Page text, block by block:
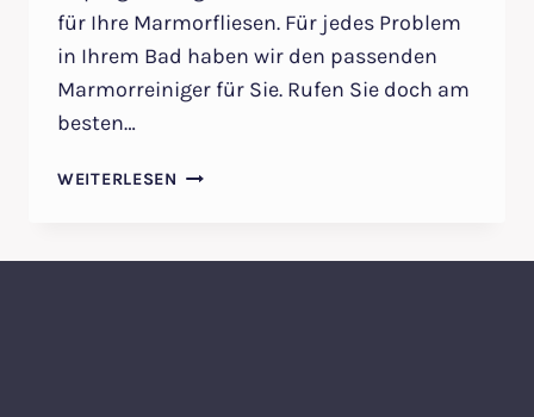
für Ihre Marmorfliesen. Für jedes Problem
in Ihrem Bad haben wir den passenden
Marmorreiniger für Sie. Rufen Sie doch am
besten…
WEITERLESEN MARMORBAD